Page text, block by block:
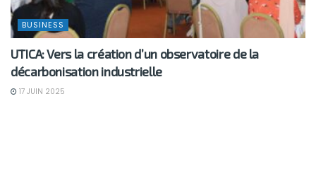
BUSINESS
UTICA: Vers la création d’un observatoire de la
décarbonisation industrielle
17 JUIN 2025